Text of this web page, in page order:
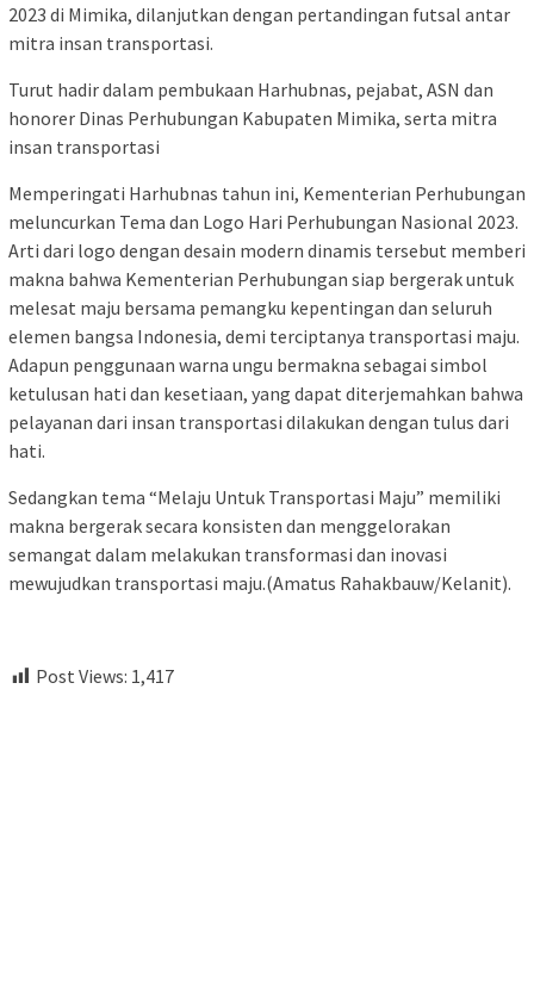
2023 di Mimika, dilanjutkan dengan pertandingan futsal antar
mitra insan transportasi.
Turut hadir dalam pembukaan Harhubnas, pejabat, ASN dan
honorer Dinas Perhubungan Kabupaten Mimika, serta mitra
insan transportasi
Memperingati Harhubnas tahun ini, Kementerian Perhubungan
meluncurkan Tema dan Logo Hari Perhubungan Nasional 2023.
Arti dari logo dengan desain modern dinamis tersebut memberi
makna bahwa Kementerian Perhubungan siap bergerak untuk
melesat maju bersama pemangku kepentingan dan seluruh
elemen bangsa Indonesia, demi terciptanya transportasi maju.
Adapun penggunaan warna ungu bermakna sebagai simbol
ketulusan hati dan kesetiaan, yang dapat diterjemahkan bahwa
pelayanan dari insan transportasi dilakukan dengan tulus dari
hati.
Sedangkan tema “Melaju Untuk Transportasi Maju” memiliki
makna bergerak secara konsisten dan menggelorakan
semangat dalam melakukan transformasi dan inovasi
mewujudkan transportasi maju.(Amatus Rahakbauw/Kelanit).
Post Views: 1,417